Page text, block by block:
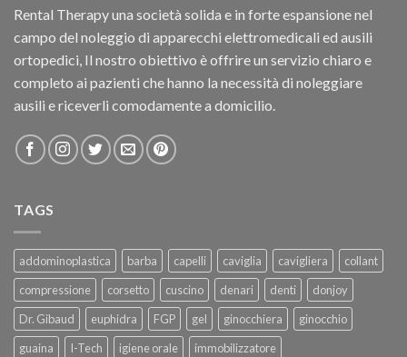
Rental Therapy una società solida e in forte espansione nel
campo del noleggio di apparecchi elettromedicali ed ausili
ortopedici, Il nostro obiettivo è offrire un servizio chiaro e
completo ai pazienti che hanno la necessità di noleggiare
ausili e riceverli comodamente a domicilio.
TAGS
addominoplastica barba capelli caviglia cavigliera
collant
compressione
corsetto cuscino denari denti
donjoy
Dr. Gibaud
euphidra FGP gel ginocchiera
ginocchio
guaina
I-Tech igiene orale
immobilizzatore